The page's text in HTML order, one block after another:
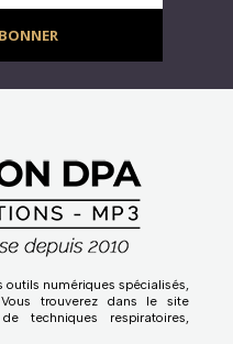
outils numériques spécialisés,
trouverez dans le site
techniques respiratoires,